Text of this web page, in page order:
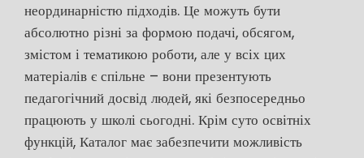
неординарністю підходів. Це можуть бути
абсолютно різні за формою подачі, обсягом,
змістом і тематикою роботи, але у всіх цих
матеріалів є спільне – вони презентують
педагогічний досвід людей, які безпосередньо
працюють у школі сьогодні. Крім суто освітніх
функцій, Каталог має забезпечити можливість